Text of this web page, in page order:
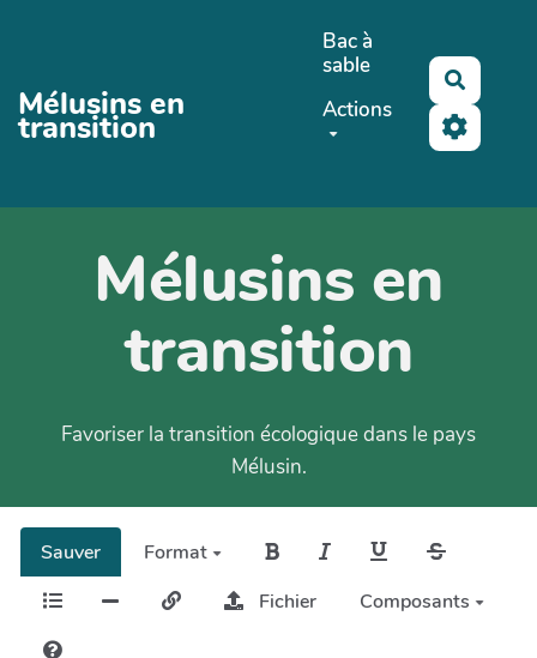
Mélusins en
transition
Bac à
sable
Actions
Mélusins en
transition
Favoriser la transition écologique dans le pays
Mélusin.
Sauver
Format
Fichier
Composants